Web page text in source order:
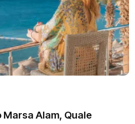
Marsa Alam, Quale